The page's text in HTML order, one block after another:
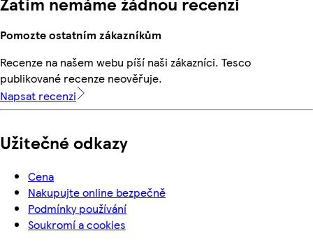
Pomozte ostatním zákazníkům
Recenze na našem webu píší naši zákazníci. Tesco
publikované recenze neověřuje.
Napsat recenzi
Užitečné odkazy
Cena
Nakupujte online bezpečně
Podmínky používání
Soukromí a cookies